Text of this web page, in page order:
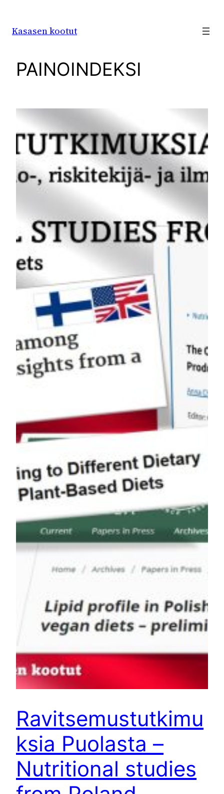
Kasasen kootut
PAINOINDEKSI
Ravitsemustutkimu
ksia Puolasta –
Nutritional studies